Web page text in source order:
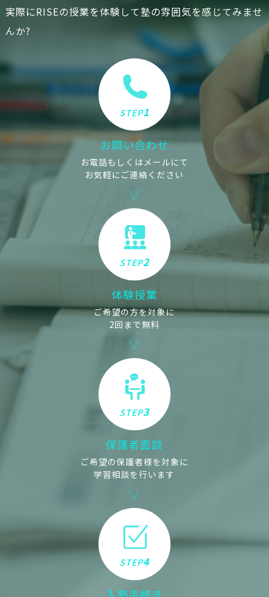
実際にRISEの授業を体験して塾の雰囲気を感じてみませ
んか?
STEP1
お問い合わせ
お電話もしくはメールにて
お気軽にご連絡ください
STEP2
体験授業
ご希望の方を対象に
2回まで無料
STEP3
保護者面談
ご希望の保護者様を対象に
学習相談を行います
STEP4
入塾手続き